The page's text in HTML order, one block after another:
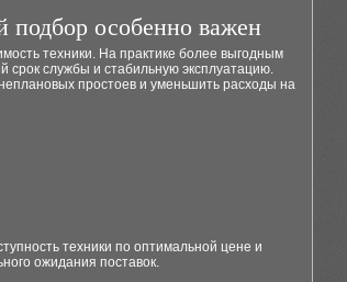
особенно важен
техники. На практике более выгодным
срок службы и стабильную эксплуатацию.
простоев и уменьшить расходы на
техники по оптимальной цене и
ожидания поставок.